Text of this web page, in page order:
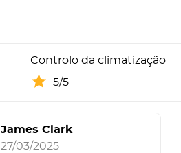
Controlo da climatização
5/5
James Clark
27/03/2025